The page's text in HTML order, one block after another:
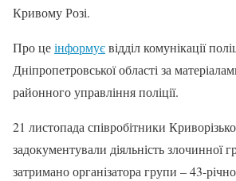
Кривому Розі.
Про цеінформуєвідділ комунікації
Дніпропетровської області за
районного управління поліції.
21 листопада співробітники
задокументували діяльність злочинної
затримано організатора групи – 43-